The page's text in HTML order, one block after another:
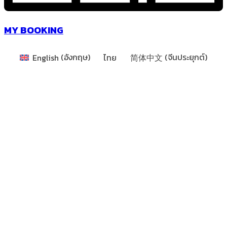
MY BOOKING
English (อังกฤษ) ไทย 简体中文 (จีนประยุกต์)